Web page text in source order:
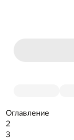
Оглавление
2
3